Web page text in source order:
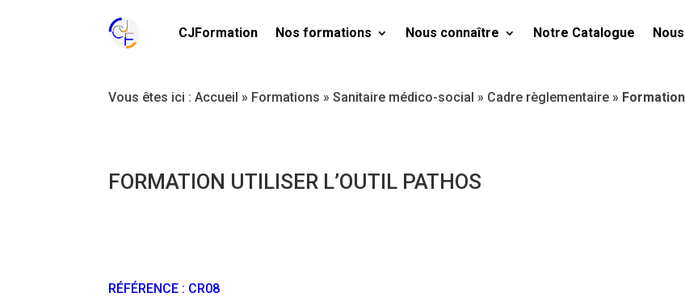
CJFormation Nos formations Nous connaître Notre Catalogue
Vous êtes ici :Accueil » Formations »Sanitaire médico-social » Cadre règlementaire »
FORMATION UTILISER L’OUTIL PATHOS
RÉFÉRENCE : CR08